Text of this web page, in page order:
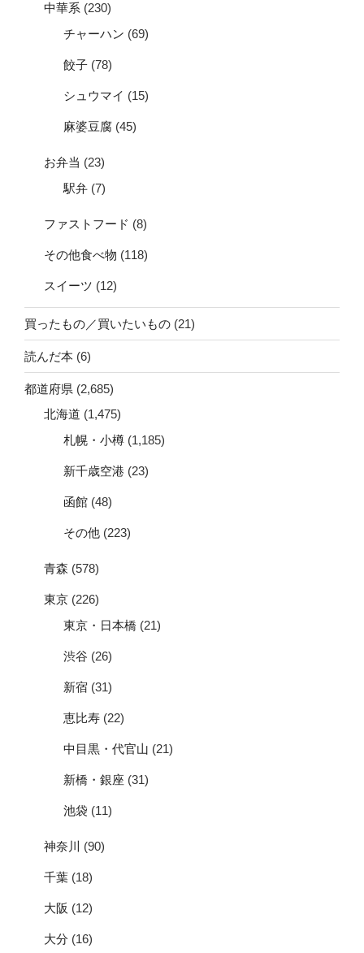
中華系 (230)
チャーハン (69)
餃子 (78)
シュウマイ (15)
麻婆豆腐 (45)
お弁当 (23)
駅弁 (7)
ファストフード (8)
その他食べ物 (118)
スイーツ (12)
買ったもの／買いたいもの (21)
読んだ本 (6)
都道府県 (2,685)
北海道 (1,475)
札幌・小樽 (1,185)
新千歳空港 (23)
函館 (48)
その他 (223)
青森 (578)
東京 (226)
東京・日本橋 (21)
渋谷 (26)
新宿 (31)
恵比寿 (22)
中目黒・代官山 (21)
新橋・銀座 (31)
池袋 (11)
神奈川 (90)
千葉 (18)
大阪 (12)
大分 (16)